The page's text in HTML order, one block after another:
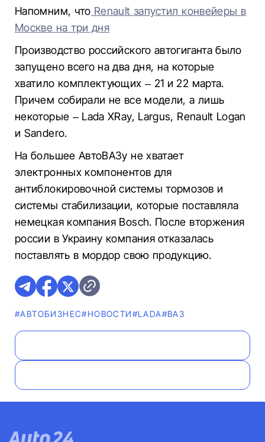
Напомним, что Renault запустил конвейеры в
Москве на три дня
Производство российского автогиганта было
запущено всего на два дня, на которые
хватило комплектующих – 21 и 22 марта.
Причем собирали не все модели, а лишь
некоторые – Lada XRay, Largus, Renault Logan
и Sandero.
На большее АвтоВАЗу не хватает
электронных компонентов для
антиблокировочной системы тормозов и
системы стабилизации, которые поставляла
немецкая компания Bosch. После вторжения
россии в Украину компания отказалась
поставлять в мордор свою продукцию.
#AВТОБИЗНЕС#НОВОСТИ#LADA#ВАЗ